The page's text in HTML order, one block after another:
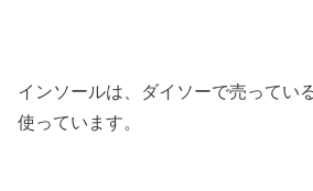
インソールは、ダイソーで売ってい
使っています。